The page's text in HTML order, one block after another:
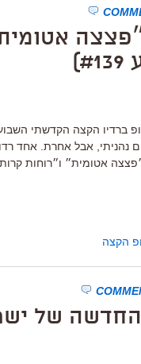
ברדיו הקצה הקדשתי
נהניתי, אבל אחרת. אחד
אטומית״ ו״רוחות
הקצה
של ישראל,